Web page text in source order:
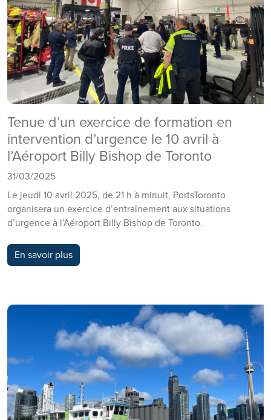
Tenue d’un exercice de formation en
intervention d’urgence le 10 avril à
l’Aéroport Billy Bishop de Toronto
31/03/2025
Le jeudi 10 avril 2025, de 21 h à minuit, PortsToronto
organisera un exercice d’entraînement aux situations
d’urgence à l’Aéroport Billy Bishop de Toronto.
En savoir plus